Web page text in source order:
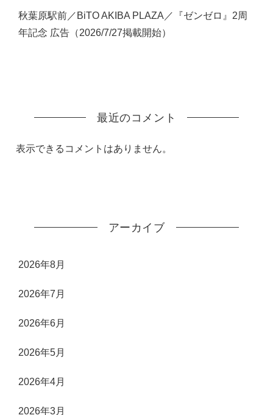
秋葉原駅前／BiTO AKIBA PLAZA／『ゼンゼロ』2周
年記念 広告（2026/7/27掲載開始）
最近のコメント
表示できるコメントはありません。
アーカイブ
2026年8月
2026年7月
2026年6月
2026年5月
2026年4月
2026年3月